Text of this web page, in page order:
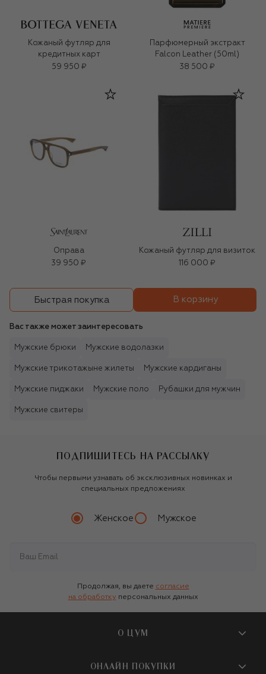
Кожаный футляр для
кредитных карт
59 950 ₽
Парфюмерный экстракт
Falcon Leather (50ml)
38 500 ₽
Оправа
39 950 ₽
Кожаный футляр для визиток
116 000 ₽
Быстрая покупка В корзину
Вас также может заинтересовать
Мужские брюки Мужские водолазки
Мужские трикотажыне жилеты Мужские кардиганы
Мужские пиджаки Мужские поло Рубашки для мужчин
Мужские свитеры
ПОДПИШИТЕСЬ НА РАССЫЛКУ
Чтобы первыми узнавать об эксклюзивных новинках и
специальных предложениях
Женское Мужское
Продолжая, вы даете согласие
на обработку персональных данных
О ЦУМ
О магазине
ОНЛАЙН ПОКУПКИ